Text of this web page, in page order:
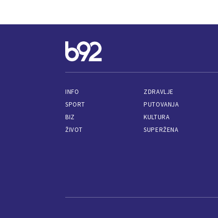
INFO
SPORT
BIZ
ŽIVOT
ZDRAVLJE
PUTOVANJA
KULTURA
SUPERŽENA